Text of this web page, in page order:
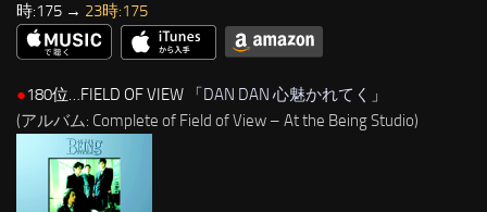
時:175 → 23時:175
●180位…FIELD OF VIEW 「DAN DAN 心魅かれてく 」
(アルバム: Complete of Field of View – At the Being Studio)